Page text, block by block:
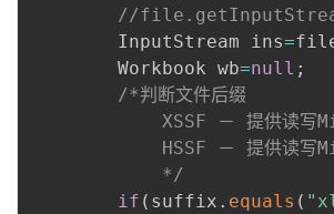
//
        InputStream ins
=
        Workbook wb
=null ;
/*判断文件后缀
XSSF － 提供读写
HSSF － 提供读写
            */
if ( suffix . equals (